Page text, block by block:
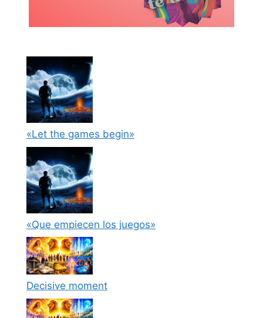
«Let the games begin»
«Que empiecen los juegos»
Decisive moment